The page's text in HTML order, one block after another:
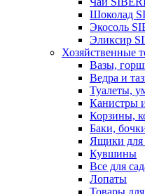
Шоколад
Экосоль
Эликсир
Хозяйственные
Вазы,
Ведра и
Туалеты,
Канистры
Корзины,
Баки,
Ящики для
Кувшины
Все для
Лопаты
Товары